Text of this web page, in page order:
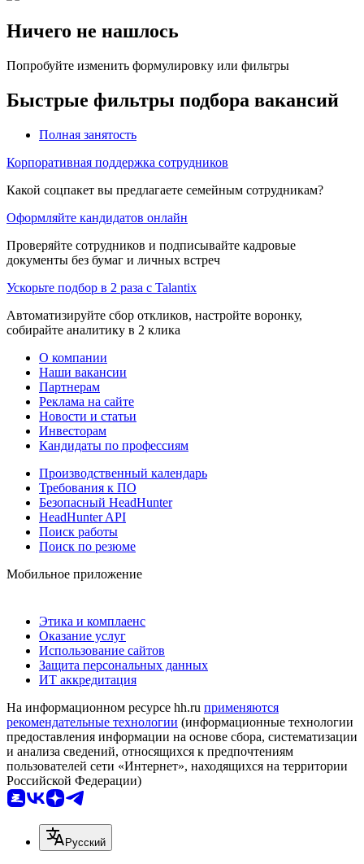
Ничего не нашлось
Попробуйте изменить формулировку или фильтры
Быстрые фильтры подбора вакансий
Полная занятость
Корпоративная поддержка сотрудников
Какой соцпакет вы предлагаете семейным сотрудникам?
Оформляйте кандидатов онлайн
Проверяйте сотрудников и подписывайте кадровые
документы без бумаг и личных встреч
Ускорьте подбор в 2 раза с Talantix
Автоматизируйте сбор откликов, настройте воронку,
собирайте аналитику в 2 клика
О компании
Наши вакансии
Партнерам
Реклама на сайте
Новости и статьи
Инвесторам
Кандидаты по профессиям
Производственный календарь
Требования к ПО
Безопасный HeadHunter
HeadHunter API
Поиск работы
Поиск по резюме
Мобильное приложение
Этика и комплаенс
Оказание услуг
Использование сайтов
Защита персональных данных
ИТ аккредитация
На информационном ресурсе hh.ru применяются
рекомендательные технологии (информационные технологии
предоставления информации на основе сбора, систематизации
и анализа сведений, относящихся к предпочтениям
пользователей сети «Интернет», находящихся на территории
Российской Федерации)
Русский